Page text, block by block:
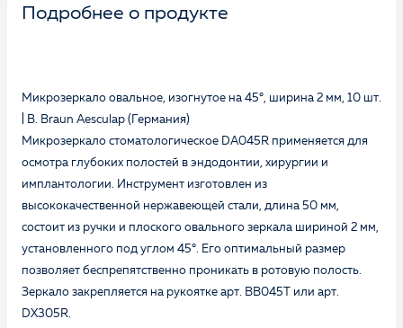
Подробнее о продукте
Микрозеркало овальное, изогнутое на 45°, ширина 2 мм, 10 шт.
| B. Braun Aesculap (Германия)
Микрозеркало стоматологическое DA045R применяется для
осмотра глубоких полостей в эндодонтии, хирургии и
имплантологии. Инструмент изготовлен из
высококачественной нержавеющей стали, длина 50 мм,
состоит из ручки и плоского овального зеркала шириной 2 мм,
установленного под углом 45°. Его оптимальный размер
позволяет беспрепятственно проникать в ротовую полость.
Зеркало закрепляется на рукоятке арт. BB045T или арт.
DX305R.